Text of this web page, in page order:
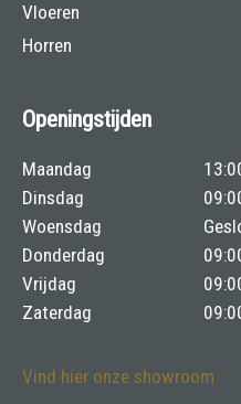
Vloeren
Horren
Openingstijden
Maandag
Dinsdag
Woensdag
Donderdag
Vrijdag
Zaterdag
Vind hier onze showroom